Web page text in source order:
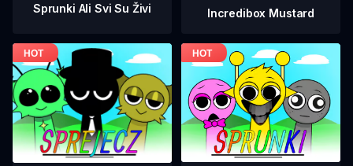
Sprunki Ali Svi Su Živi Incredibox Mustard